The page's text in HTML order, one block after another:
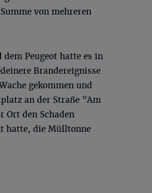
von mehreren
Peugeot hatte es in
Brandereignisse
gekommen und
an der Straße "Am
Ort den Schaden
hatte, die Mülltonne